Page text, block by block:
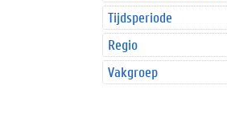
Tijdsperiode
Regio
Vakgroep